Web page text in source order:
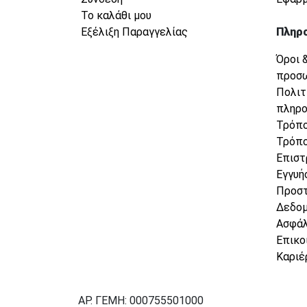
Το καλάθι μου
Εξέλιξη Παραγγελίας
Όροι
ΑΡ. ΓΕΜΗ: 000755501000